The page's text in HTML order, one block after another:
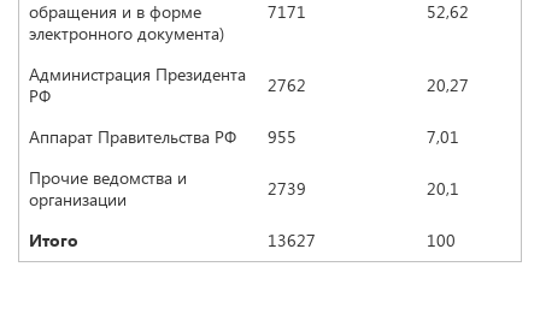
обращения и в форме
электронного документа)
7171 52,62
Администрация Президента
РФ
2762 20,27
Аппарат Правительства РФ 955
7,01
Прочие ведомства и
организации
2739 20,1
Итого 13627 100